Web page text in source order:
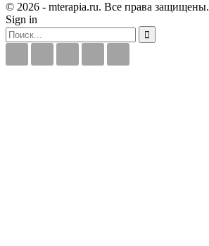
© 2026 - mterapia.ru. Все права защищены.
Sign in